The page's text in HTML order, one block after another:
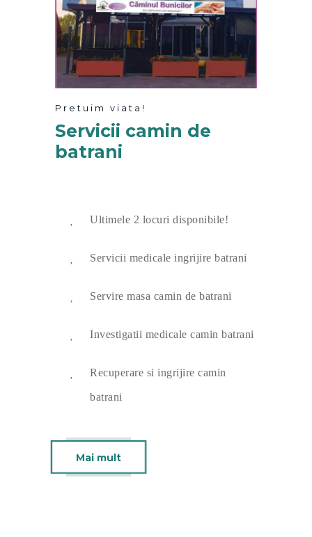
Pretuim viata!
Servicii camin de
batrani
Ultimele 2 locuri disponibile!
Servicii medicale ingrijire batrani
Servire masa camin de batrani
Investigatii medicale camin batrani
Recuperare si ingrijire camin
batrani
Mai mult